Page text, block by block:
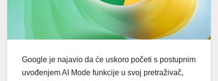
Google je najavio da će uskoro početi s postupnim
uvođenjem AI Mode funkcije u svoj pretraživač,